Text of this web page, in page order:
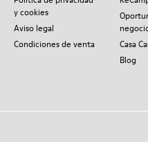
y cookies
Aviso legal
Condiciones de venta
Casa
Blog